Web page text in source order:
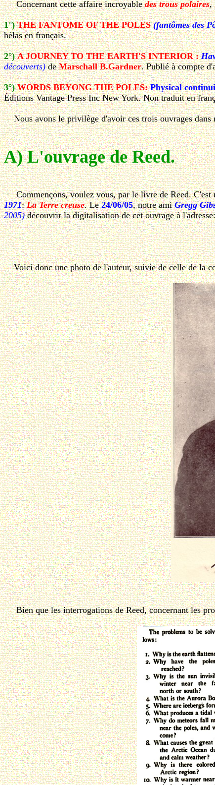
Concernant cette affaire incroyabledes trous polaires,
1°) THE FANTOME OF THE POLES (fantômes des
hélas en français.
2°) A JOURNEY TO THE EARTH'S INTERIOR :
découverts)deMarschall B.Gardner. Publié à compte
3°) WORDS BEYONG THE POLES:Physical
Éditions Vantage Press Inc New York. Non traduit en
Nous avons le privilège d'avoir ces trois ouvrages dans
A) L'ouvrage de Reed.
Commençons, voulez vous, par le livre de Reed. C'est
1971:La Terre creuse. Le24/06/05, notre amiGregg
2005)découvrir la digitalisation de cet ouvrage à l'adresse:
Voici donc une photo de l'auteur, suivie de celle de la
Bien que les interrogations de Reed, concernant les